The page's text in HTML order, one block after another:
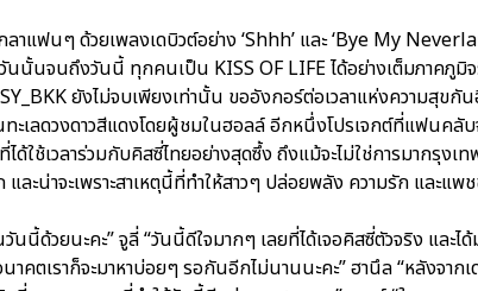
าแฟนๆ ด้วยเพลงเดบิวต์อย่าง ‘Shhh’ และ ‘Bye My
นนั้นจนถึงวันนี้ ทุกคนเป็น KISS OF LIFE ได้อย่างเต็มภาคภู
ยังไม่จบเพียงเท่านั้น ขออังกอร์ต่อเวลาแห่งความสุข
ะเลดวงดาวสีแดงโดยผู้ชมในฮอลล์ อีกหนึ่งโปรเจกต์ที่แฟนคลั
ด้ใช้เวลาร่วมกับคิสซี่ไทยอย่างสุดซึ้ง ถึงแม้จะไม่ใช่การมากรุง
ะน่าจะเพราะสาเหตุนี้ที่ทำให้สาวๆ ปล่อยพลัง ความรัก และแ
ด้วยนะคะ” จูลี่ “วันนี้ดีใจมากๆ เลยที่ได้เจอคิสซี่ตัวจริง และ
นาคตเราก็จะมาหาบ่อยๆ รอกันอีกไม่นานนะคะ” ฮานึล “หลังจา